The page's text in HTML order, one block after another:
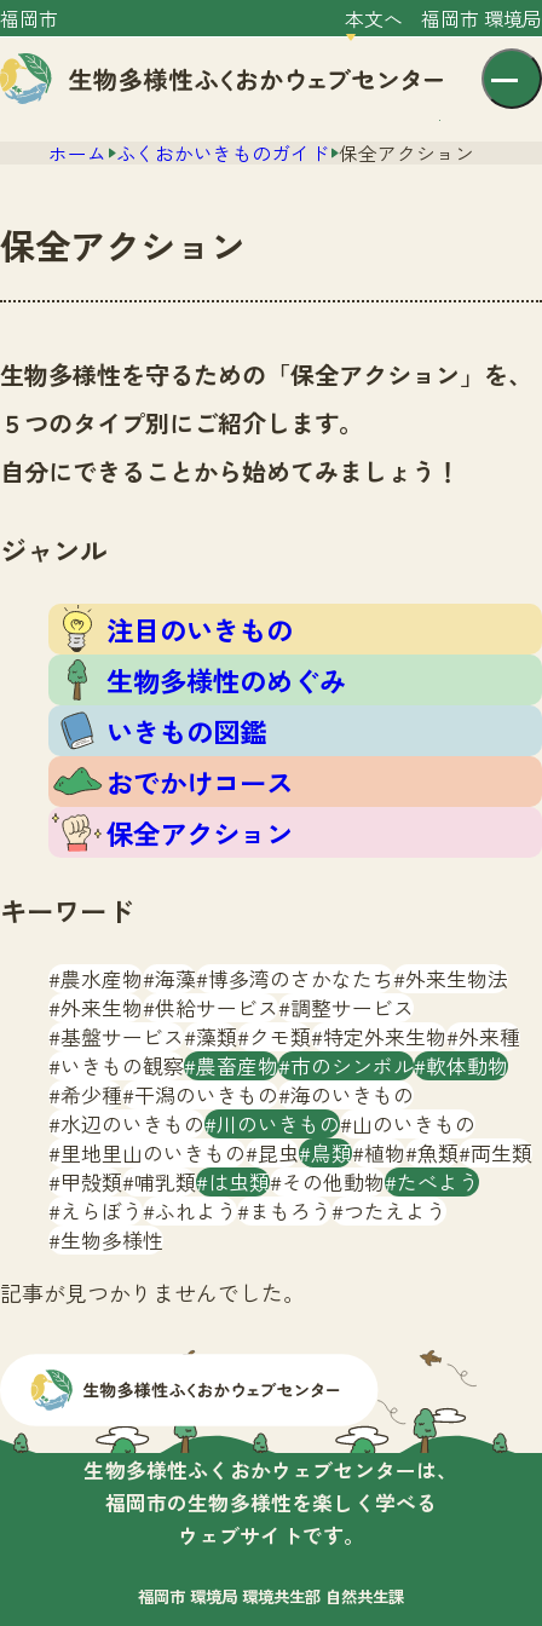
福岡市 本文へ 福岡市 環境局
文字サイズ 小 中 大
センター紹介
センター紹介TOP
サイトポリシー
ニュース
ニュースTOP
市の取組み
いきものガイド
注目のいきもの
いきもの図鑑
おでかけコース
保全アクション
調査レポート
調査レポートTOP
調査結果
ふくおかいきものマップ
マッチング
マッチングTOP
掲載申し込みフォーム
お問合せ
生物多様性ふくおかウェブセンターとは
サイトマップ
ホーム ふくおかいきものガイド 保全アクション
保全アクション
生物多様性を守るための「保全アクション」を、
５つのタイプ別にご紹介します。
自分にできることから始めてみましょう！
ジャンル
注目のいきもの
生物多様性のめぐみ
いきもの図鑑
おでかけコース
保全アクション
キーワード
農水産物 海藻 博多湾のさかなたち 外来生物法
外来生物 供給サービス 調整サービス
基盤サービス 藻類 クモ類 特定外来生物 外来種
いきもの観察 農畜産物 市のシンボル 軟体動物
希少種 干潟のいきもの 海のいきもの
水辺のいきもの 川のいきもの 山のいきもの
里地里山のいきもの 昆虫 鳥類 植物 魚類 両生類
甲殻類 哺乳類 は虫類 その他動物 たべよう
えらぼう ふれよう まもろう つたえよう
生物多様性
記事が見つかりませんでした。
生物多様性ふくおかウェブセンターは、
福岡市の生物多様性を楽しく学べる
ウェブサイトです。
福岡市 環境局 環境共生部 自然共生課